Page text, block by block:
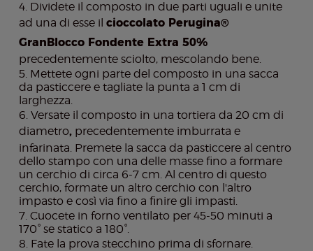
Dividete il composto in due parti uguali e unite
ad una di esse il cioccolato Perugina®
GranBlocco Fondente Extra 50%
precedentemente sciolto, mescolando bene.
Mettete ogni parte del composto in una sacca
da pasticcere e tagliate la punta a 1 cm di
larghezza.
Versate il composto in una tortiera da 20 cm di
diametro,precedentemente imburrata e
infarinata. Premete la sacca da pasticcere al centro
dello stampo con una delle masse fino a formare
un cerchio di circa 6-7 cm. Al centro di questo
cerchio, formate un altro cerchio con l'altro
impasto e così via fino a finire gli impasti.
Cuocete in forno ventilato per 45-50 minuti a
170° se statico a 180°.
Fate la prova stecchino prima di sfornare.